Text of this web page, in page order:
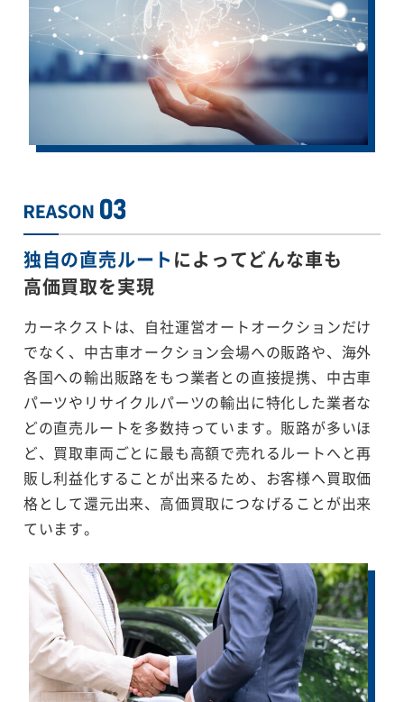
独自の直売ルートによってどんな車も
高価買取を実現
カーネクストは、自社運営オートオークションだけ
でなく、中古車オークション会場への販路や、海外
各国への輸出販路をもつ業者との直接提携、中古車
パーツやリサイクルパーツの輸出に特化した業者な
どの直売ルートを多数持っています。販路が多いほ
ど、買取車両ごとに最も高額で売れるルートへと再
販し利益化することが出来るため、お客様へ買取価
格として還元出来、高価買取につなげることが出来
ています。